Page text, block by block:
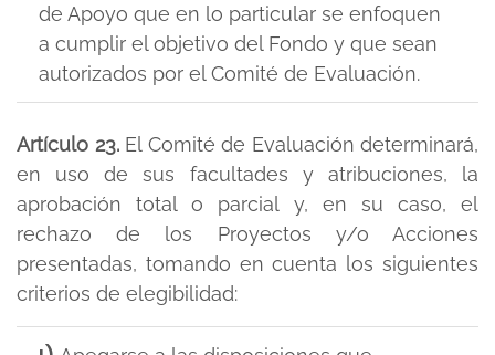
de Apoyo que en lo particular se enfoquen
a cumplir el objetivo del Fondo y que sean
autorizados por el Comité de Evaluación.
Artículo 23. El Comité de Evaluación determinará,
en uso de sus facultades y atribuciones, la
aprobación total o parcial y, en su caso, el
rechazo de los Proyectos y/o Acciones
presentadas, tomando en cuenta los siguientes
criterios de elegibilidad: